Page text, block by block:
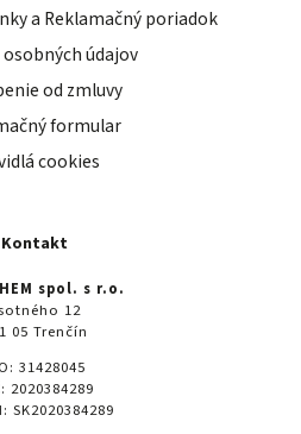
a Reklamačný poriadok
údajov
od zmluvy
formular
cookies
Kontakt
spol. s r.o.
12
05 Trenčín
31428045
2020384289
SK2020384289